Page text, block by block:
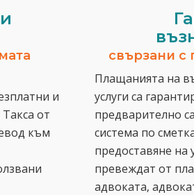
и
от
към
свързани с
Плащанията на
услуги са
предварително
система по
предоставяне на
превеждат от
адвоката,